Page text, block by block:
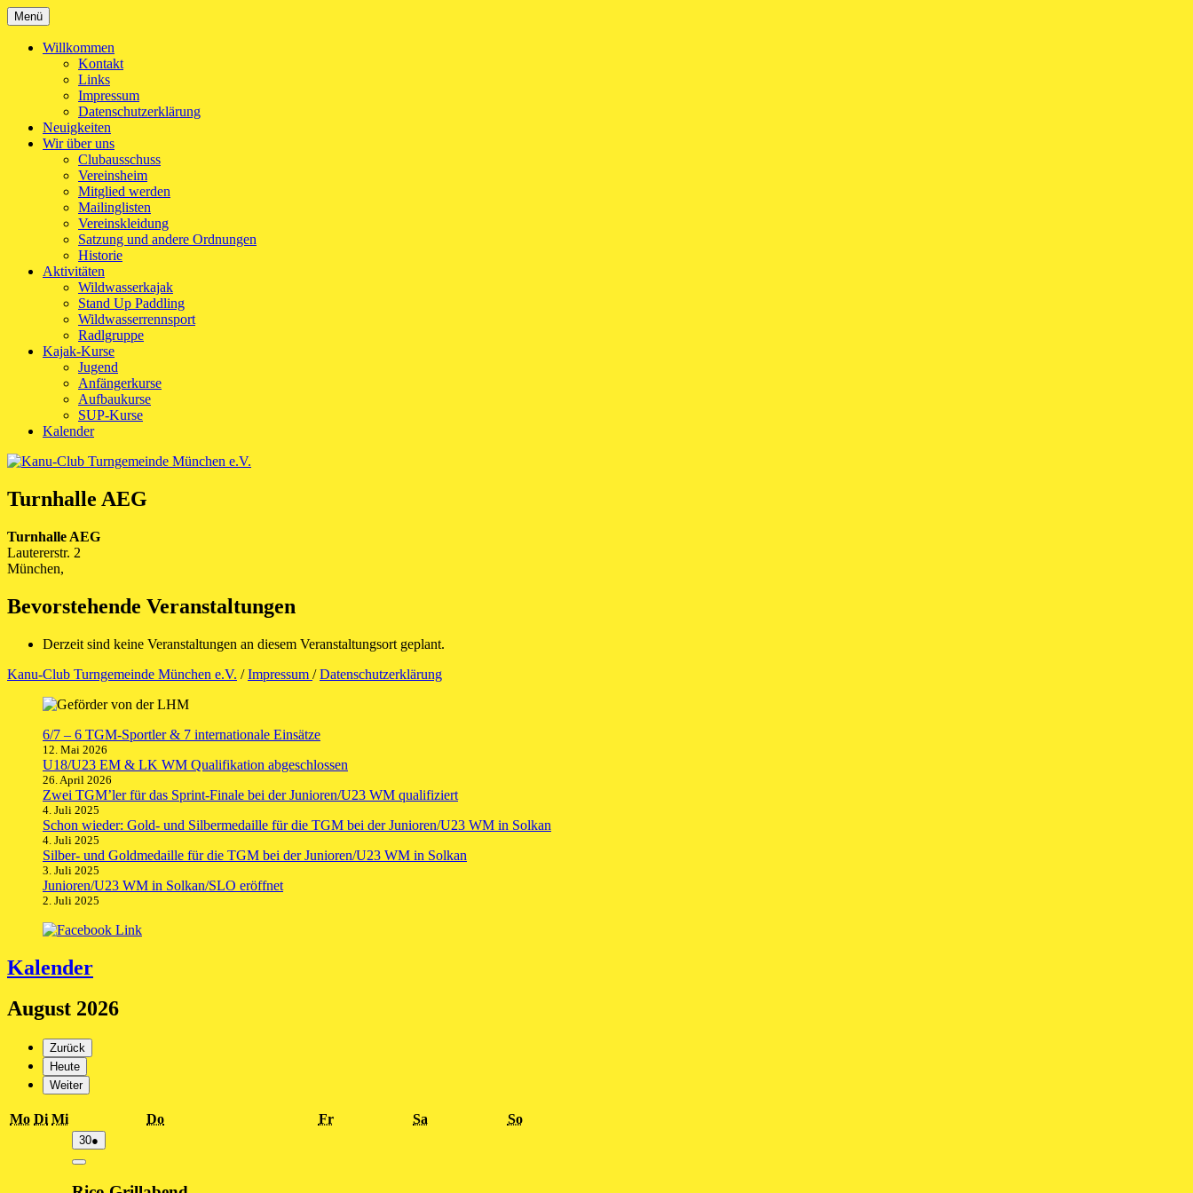
Zum
Inhalt
springen
Kanu-Club Turngemeinde München e.V.
Kanu fahren in München
Menü
Willkommen
Kontakt
Links
Impressum
Datenschutzerklärung
Neuigkeiten
Wir über uns
Clubausschuss
Vereinsheim
Mitglied werden
Mailinglisten
Vereinskleidung
Satzung und andere Ordnungen
Historie
Aktivitäten
Wildwasserkajak
Stand Up Paddling
Wildwasserrennsport
Radlgruppe
Kajak-Kurse
Jugend
Anfängerkurse
Aufbaukurse
SUP-Kurse
Kalender
Turnhalle AEG
Turnhalle AEG
Lautererstr. 2
München,
Bevorstehende Veranstaltungen
Derzeit sind keine Veranstaltungen an diesem Veranstaltungsort geplant.
Kanu-Club Turngemeinde München e.V. /Impressum /Datenschutzerklärung
6/7 – 6 TGM-Sportler & 7 internationale Einsätze
12. Mai 2026
U18/U23 EM & LK WM Qualifikation abgeschlossen
26. April 2026
Zwei TGM’ler für das Sprint-Finale bei der Junioren/U23 WM qualifiziert
4. Juli 2025
Schon wieder: Gold- und Silbermedaille für die TGM bei der Junioren/U23 WM in Solkan
4. Juli 2025
Silber- und Goldmedaille für die TGM bei der Junioren/U23 WM in Solkan
3. Juli 2025
Junioren/U23 WM in Solkan/SLO eröffnet
2. Juli 2025
Kalender
August 2026
Zurück
Heute
Weiter
MoMontag
DiDienstag
MiMittwoch DoDonnerstag FrFreitag Sa SoSonntag
3030.
Juli
●
Veranstaltung)
Close